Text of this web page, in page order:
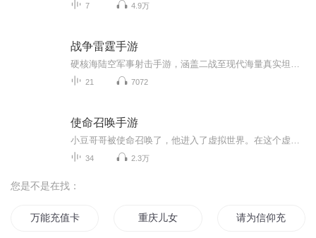
7 4.9万
战争雷霆手游
21 7072
使命召唤手游
34 2.3万
您是不是在找：
万能充值卡 重庆儿女 请为信仰充值